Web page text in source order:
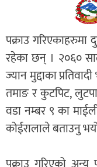
पक्राउ गरिएकाहरुमा
रहेका छन् । २०६०
ज्यान मुद्दाका
तमाङ र कुटपिट,
वडा नम्बर ९ का
कोईरालाले बताउनु